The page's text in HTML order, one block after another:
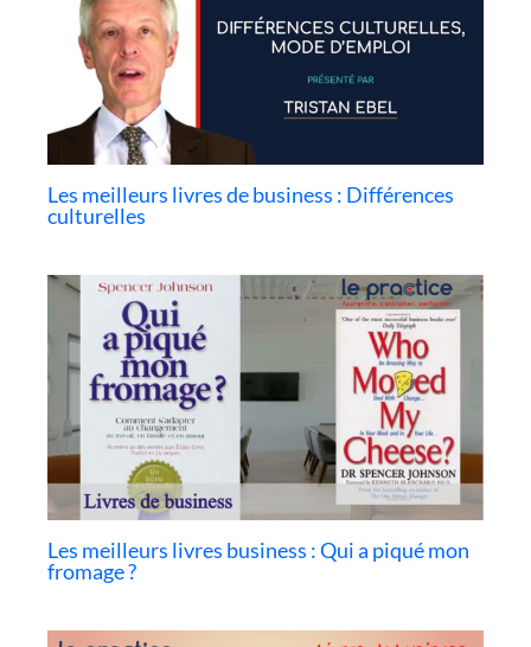
Les meilleurs livres de business : Différences
culturelles
Les meilleurs livres business : Qui a piqué mon
fromage ?